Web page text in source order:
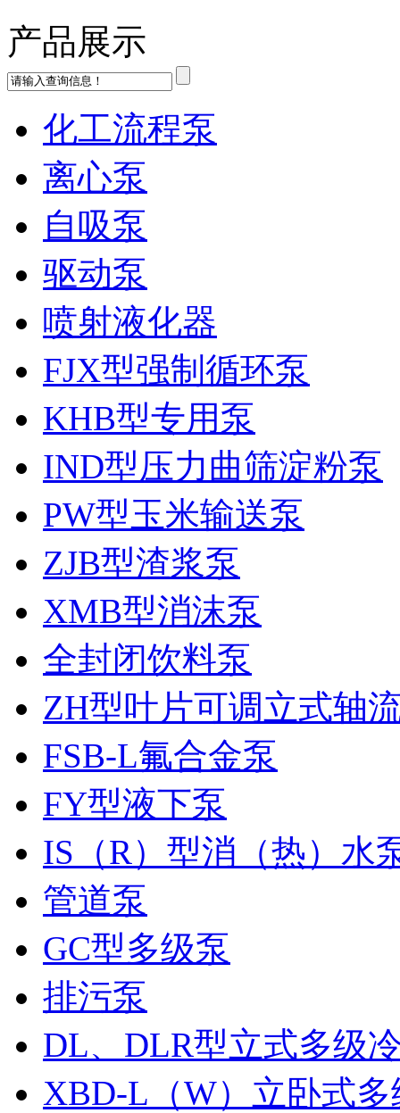
产品展示
化工流程泵
离心泵
自吸泵
驱动泵
喷射液化器
FJX型强制循环泵
KHB型专用泵
IND型压力曲筛淀粉泵
PW型玉米输送泵
ZJB型渣浆泵
XMB型消沫泵
全封闭饮料泵
ZH型叶片可调立式轴
FSB-L氟合金泵
FY型液下泵
IS（R）型消（热）水
管道泵
GC型多级泵
排污泵
DL、DLR型立式多级
XBD-L（W）立卧式